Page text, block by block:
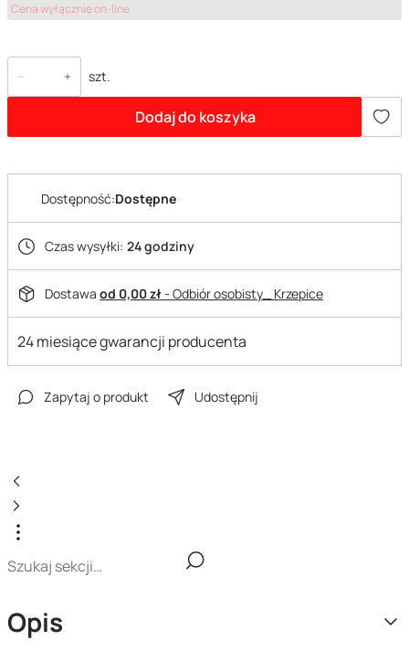
Cena wyłącznie on-line
szt.
Dodaj do koszyka
Dostępność:Dostępne
Czas wysyłki: 24 godziny
Dostawa od 0,00 zł- Odbiór osobisty_ Krzepice
24 miesiące gwarancji producenta
Zapytaj o produkt Udostępnij
Opis